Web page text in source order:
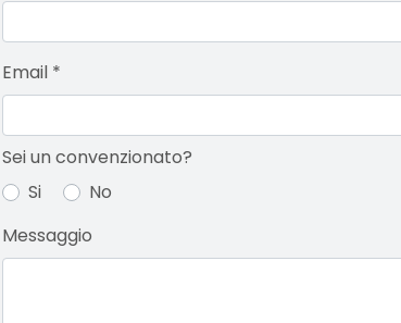
Email *
Sei un convenzionato?
Si
No
Messaggio